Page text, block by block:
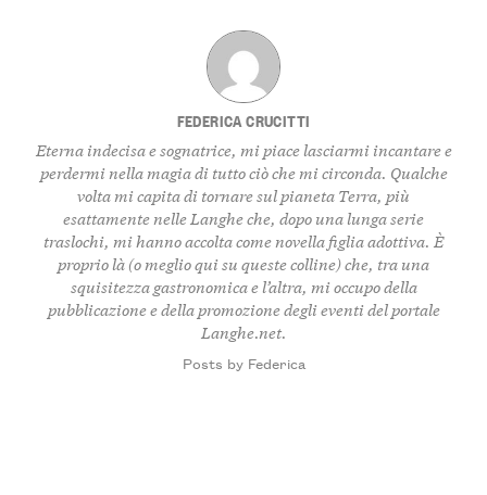
FEDERICA CRUCITTI
Eterna indecisa e sognatrice, mi piace lasciarmi incantare e
perdermi nella magia di tutto ciò che mi circonda. Qualche
volta mi capita di tornare sul pianeta Terra, più
esattamente nelle Langhe che, dopo una lunga serie
traslochi, mi hanno accolta come novella figlia adottiva. È
proprio là (o meglio qui su queste colline) che, tra una
squisitezza gastronomica e l’altra, mi occupo della
pubblicazione e della promozione degli eventi del portale
Langhe.net.
Posts by Federica